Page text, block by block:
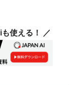
使える！ ／